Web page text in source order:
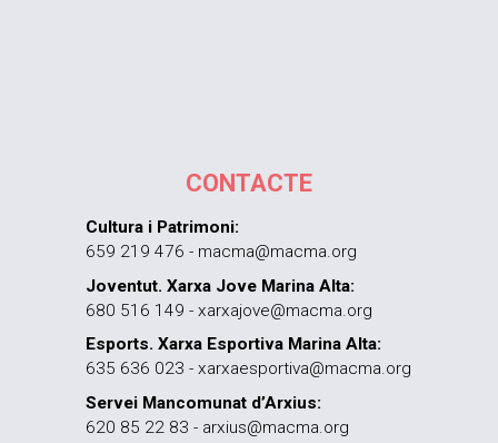
CONTACTE
Cultura i Patrimoni:
659 219 476 - macma@macma.org
Joventut. Xarxa Jove Marina Alta:
680 516 149 - xarxajove@macma.org
Esports. Xarxa Esportiva Marina Alta:
635 636 023 - xarxaesportiva@macma.org
Servei Mancomunat d’Arxius:
620 85 22 83 - arxius@macma.org